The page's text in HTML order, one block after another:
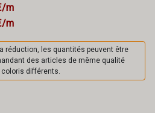
m
m
réduction, les quantités peuvent être
des articles de même qualité
différents.